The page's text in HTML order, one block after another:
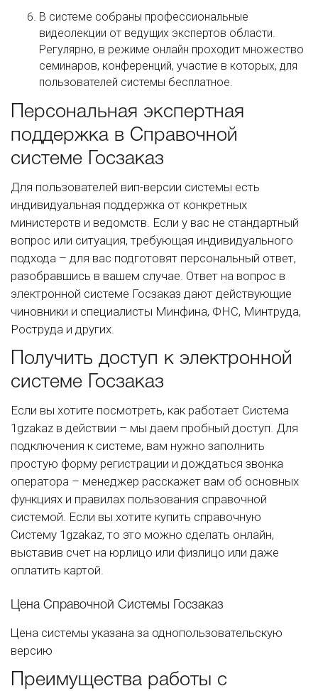
В системе собраны профессиональные
видеолекции от ведущих экспертов области.
Регулярно, в режиме онлайн проходит множество
семинаров, конференций, участие в которых, для
пользователей системы бесплатное.
Персональная экспертная
поддержка в Справочной
системе Госзаказ
Для пользователей вип-версии системы есть
индивидуальная поддержка от конкретных
министерств и ведомств. Если у вас не стандартный
вопрос или ситуация, требующая индивидуального
подхода – для вас подготовят персональный ответ,
разобравшись в вашем случае. Ответ на вопрос в
электронной системе Госзаказ дают действующие
чиновники и специалисты Минфина, ФНС, Минтруда,
Роструда и других.
Получить доступ к электронной
системе Госзаказ
Если вы хотите посмотреть, как работает Система
1gzakaz в действии – мы даем пробный доступ. Для
подключения к системе, вам нужно заполнить
простую форму регистрации и дождаться звонка
оператора – менеджер расскажет вам об основных
функциях и правилах пользования справочной
системой. Если вы хотите купить справочную
Систему 1gzakaz, то это можно сделать онлайн,
выставив счет на юрлицо или физлицо или даже
оплатить картой.
Цена Справочной Системы Госзаказ
Цена системы указана за однопользовательскую
версию
Преимущества работы с